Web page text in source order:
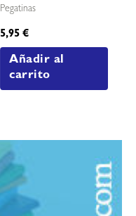
Pegatinas
5,95€
Añadir al
carrito